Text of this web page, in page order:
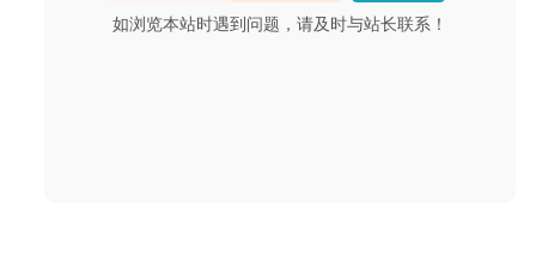
如浏览本站时遇到问题，请及时与站长联系！
2020-06-04